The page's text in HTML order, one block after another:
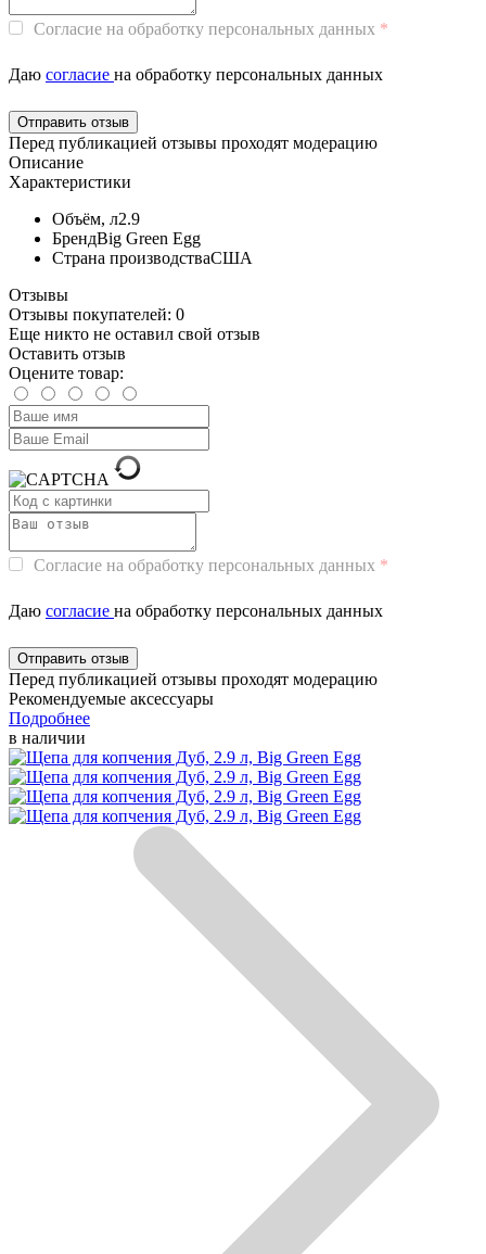
Согласие на обработку персональных данных
Даю согласие на обработку персональных данных
Перед публикацией отзывы проходят модерацию
Описание
Характеристики
Объём, л2.9
БрендBig Green Egg
Страна производстваСША
Отзывы
Отзывы покупателей: 0
Еще никто не оставил свой отзыв
Оставить отзыв
Оцените товар:
Согласие на обработку персональных данных
Даю согласие на обработку персональных данных
Перед публикацией отзывы проходят модерацию
Рекомендуемые аксессуары
Подробнее
в наличии